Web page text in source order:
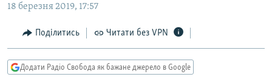
навігації
Перейти
пошуку
ЕКОНОМІКА
СУСПІЛЬСТВО
СПОРТ
РОСІЙСЬКА «ФІЛЬТРАЦІЯ»
ДОНБАС.РЕАЛІЇ
КРИМ.РЕАЛІЇ
ТИ ЯК?
18 березня 2019, 17:57
Поділитись Читати без VPN
Додати Радіо Свобода як бажане джерело в Google